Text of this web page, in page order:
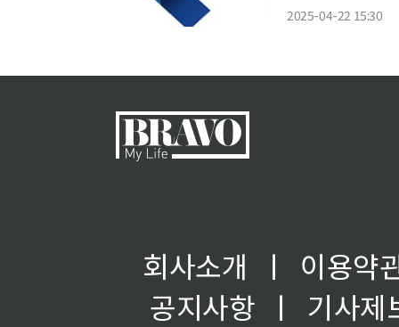
2025-04-22 15:30
회사소개 ㅣ
이용약
공지사항
ㅣ
기사제